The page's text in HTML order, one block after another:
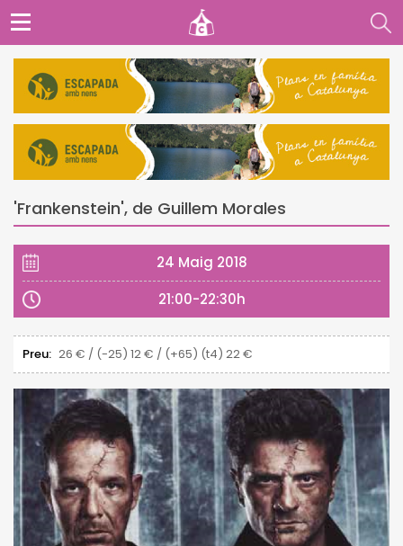
'Frankenstein', de Guillem Morales
24 Maig 2018
21:00-22:30h
Preu: 26 € / (-25) 12 € / (+65) (t4) 22 €